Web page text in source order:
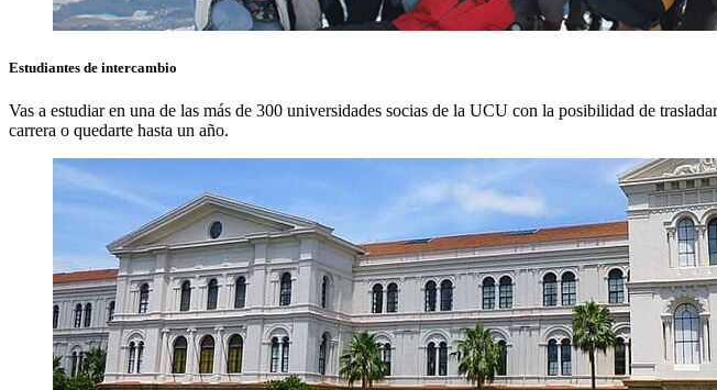
Estudiantes de intercambio
Vas a estudiar en una de las más de 300 universidades socias de la UCU con la posibilidad de
carrera o quedarte hasta un año.